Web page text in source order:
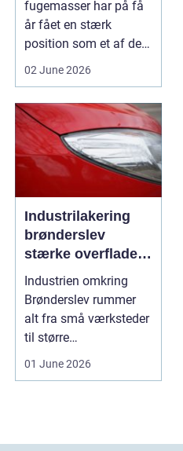
fugemasser har på få
år fået en stærk
position som et af de
mest alsidige valg til
02 June 2026
Industrilakering
brønderslev
stærke overflader
til industri og
erhverv
Industrien omkring
Brønderslev rummer
alt fra små værksteder
til større
produktionsvirksomhe
01 June 2026